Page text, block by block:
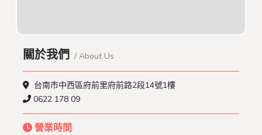
關於我們 / About Us
台南市中西區府前里府前路2段14號1樓
0622 178 09
營業時間